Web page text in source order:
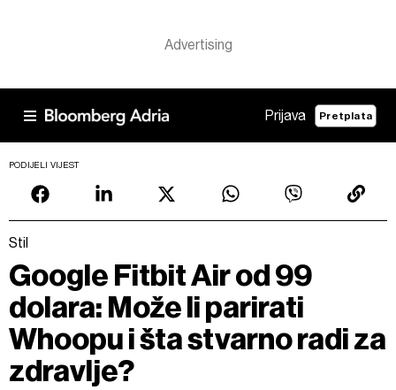
Prijava Pretplata
PODIJELI VIJEST
Stil
Google Fitbit Air od 99
dolara: Može li parirati
Whoopu i šta stvarno radi za
zdravlje?